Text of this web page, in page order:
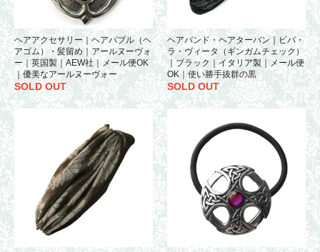
ヘアアクセサリー｜ヘアバブル（ヘ
アゴム）・髪留め｜アールヌーヴォ
ー｜英国製｜AEW社｜メール便OK
｜優美なアールヌーヴォー
SOLD OUT
ヘアバンド・ヘアターバン｜ビバ・
ラ・ヴィータ（ギンガムチェック）
｜ブラック｜イタリア製｜メール便
OK｜使い勝手抜群の黒
SOLD OUT